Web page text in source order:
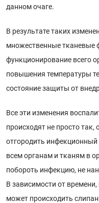
данном очаге.
В результате таких
множественные тканевые
функционирование всего
повышения температуры
состояние защиты от
Все эти изменения
происходят не просто
отгородить инфекционный
всем органам и тканям в
побороть инфекцию, не
В зависимости от времени,
может происходить